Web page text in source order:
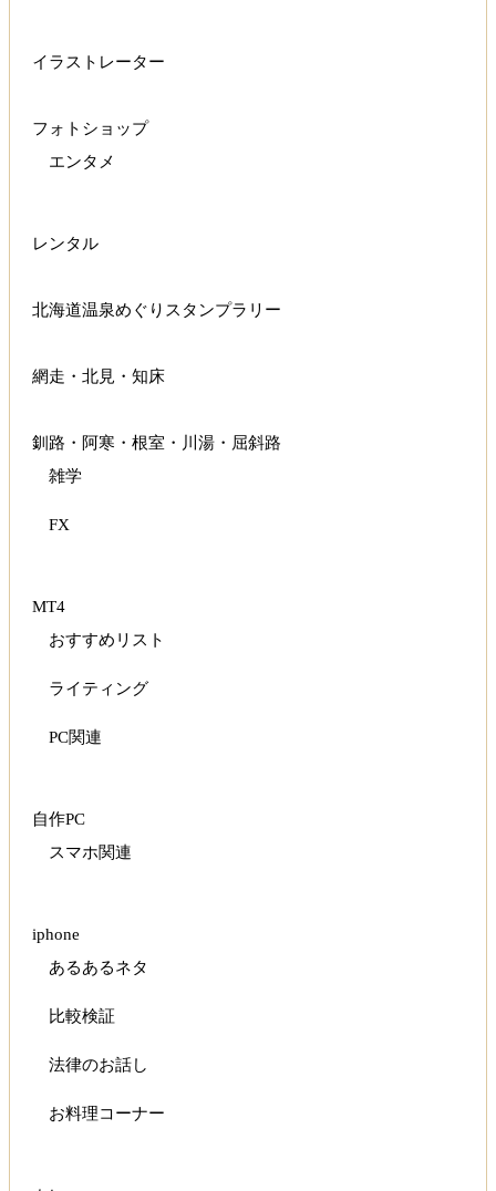
イラストレーター
フォトショップ
エンタメ
レンタル
北海道温泉めぐりスタンプラリー
網走・北見・知床
釧路・阿寒・根室・川湯・屈斜路
雑学
FX
MT4
おすすめリスト
ライティング
PC関連
自作PC
スマホ関連
iphone
あるあるネタ
比較検証
法律のお話し
お料理コーナー